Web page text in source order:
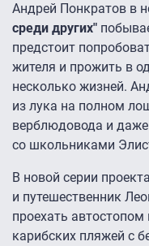
Андрей Понкратов в
среди других"
предстоит
жителя и прожить в
несколько жизней.
из лука на полном
верблюдовода и
со школьниками
В новой серии проекта
и путешественник
проехать
карибских пляжей с